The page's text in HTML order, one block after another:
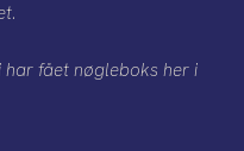
fået nøgleboks her i